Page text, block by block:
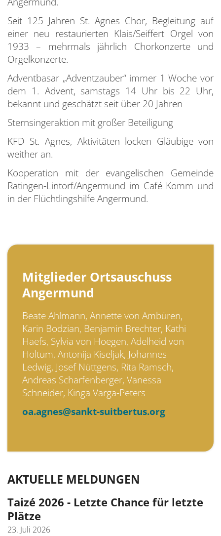
Seit 125 Jahren St. Agnes Chor, Begleitung auf
einer neu restaurierten Klais/Seiffert Orgel von
1933 – mehrmals jährlich Chorkonzerte und
Orgelkonzerte.
Adventbasar „Adventzauber“ immer 1 Woche vor
dem 1. Advent, samstags 14 Uhr bis 22 Uhr,
bekannt und geschätzt seit über 20 Jahren
Sternsingeraktion mit großer Beteiligung
KFD St. Agnes, Aktivitäten locken Gläubige von
weither an.
Kooperation mit der evangelischen Gemeinde
Ratingen-Lintorf/Angermund im Café Komm und
in der Flüchtlingshilfe Angermund.
Mitglieder Ortsauschuss
Angermund
Beate Ahlmann, Annette von Ambüren,
Karin Bodzian, Benjamin Brechter, Kathi
Haefs, Sylvia von Hoegen, Adelheid von
Holtum, Antonija Kiseljak, Johannes
Ledwig, Josef Nüttgens, Rita Ramsch,
Andreas Scharfenberger, Vanessa
Schneider, Kinga Varga-Peters
oa.agnes@sankt-suitbertus.org
AKTUELLE MELDUNGEN
Taizé 2026 - Letzte Chance für letzte
Plätze
23. Juli 2026